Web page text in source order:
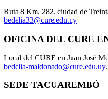
Ruta 8 Km. 282, ciudad de
bedelia33@cure.edu.uy
OFICINA DEL CURE
Local del CURE en Juan José
bedelia-maldonado@cure.edu.uy.
SEDE TACUAREMBÓ